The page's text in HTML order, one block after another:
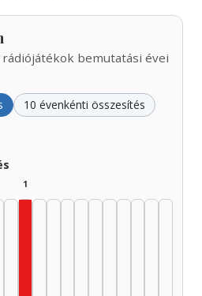
bemutatási évei
10 évenkénti összesítés
1